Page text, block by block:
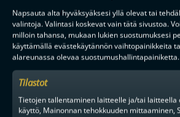
Napsauta alta hyväksyäksesi yllä olevat tai
valintoja. Valintasi koskevat vain tätä sivustoa.
milloin tahansa, mukaan lukien suostumuksesi
käyttämällä evästekäytännön vaihtopainikkeita
alareunassa olevaa suostumushallintapainiketta.
Tilastot
Tietojen tallentaminen laitteelle ja/tai laitteella
käyttö, Mainonnan tehokkuuden mittaaminen,
Saat kirjeen noin kerran kuukaudessa F-
ratkaisuhetkiin asti.
TILAA